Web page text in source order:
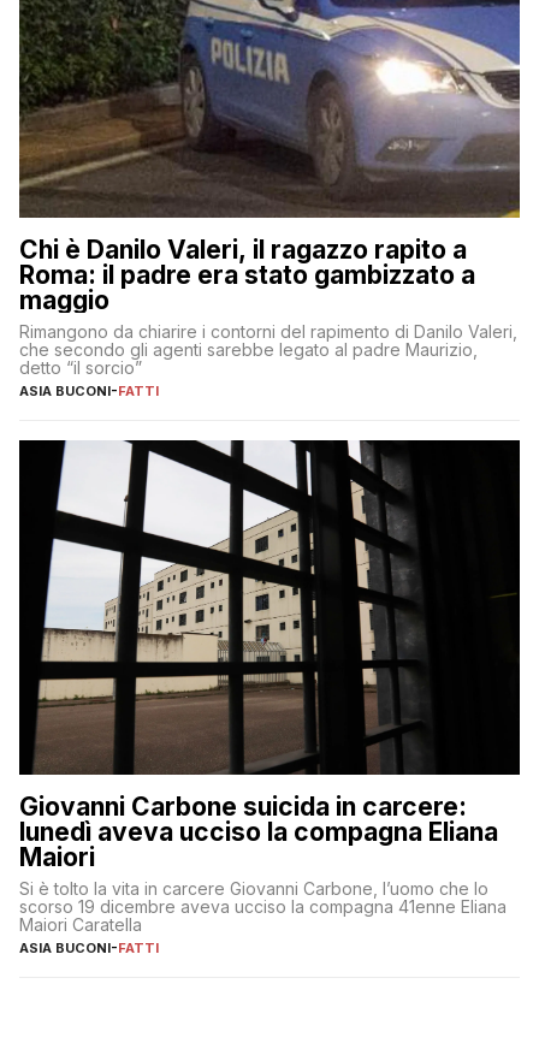
Chi è Danilo Valeri, il ragazzo rapito a
Roma: il padre era stato gambizzato a
maggio
Rimangono da chiarire i contorni del rapimento di Danilo Valeri,
che secondo gli agenti sarebbe legato al padre Maurizio,
detto “il sorcio”
ASIA BUCONI-FATTI
Giovanni Carbone suicida in carcere:
lunedì aveva ucciso la compagna Eliana
Maiori
Si è tolto la vita in carcere Giovanni Carbone, l’uomo che lo
scorso 19 dicembre aveva ucciso la compagna 41enne Eliana
Maiori Caratella
ASIA BUCONI-FATTI